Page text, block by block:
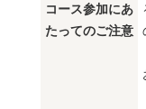
コース参加にあ
たってのご注意